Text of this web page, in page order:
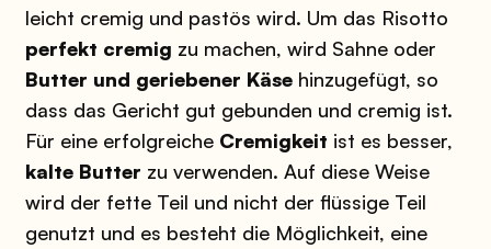
leicht cremig und pastös wird. Um das Risotto
perfekt cremig zu machen, wird Sahne oder
Butter und geriebener Käsehinzugefügt, so
dass das Gericht gut gebunden und cremig ist.
Für eine erfolgreiche Cremigkeit ist es besser,
kalte Butter zu verwenden. Auf diese Weise
wird der fette Teil und nicht der flüssige Teil
genutzt und es besteht die Möglichkeit, eine